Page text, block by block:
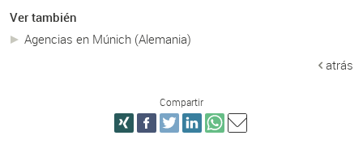
Ver también
Agencias en Múnich (Alemania)
atrás
Compartir